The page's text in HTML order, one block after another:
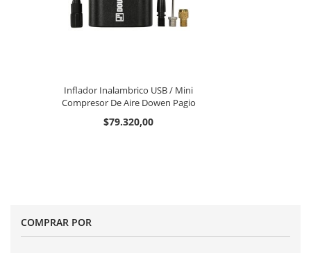
Inflador Inalambrico USB / Mini
Compresor De Aire Dowen Pagio
$79.320,00
COMPRAR POR